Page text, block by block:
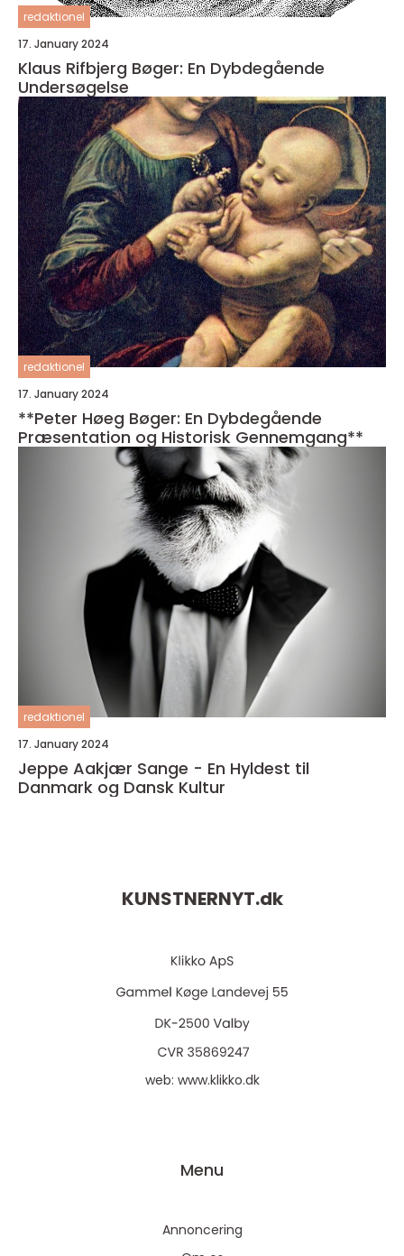
redaktionel
17. January 2024
Klaus Rifbjerg Bøger: En Dybdegående
Undersøgelse
redaktionel
17. January 2024
**Peter Høeg Bøger: En Dybdegående
Præsentation og Historisk Gennemgang**
redaktionel
17. January 2024
Jeppe Aakjær Sange - En Hyldest til
Danmark og Dansk Kultur
KUNSTNERNYT.dk
web: www.klikko.dk
Menu
Annoncering